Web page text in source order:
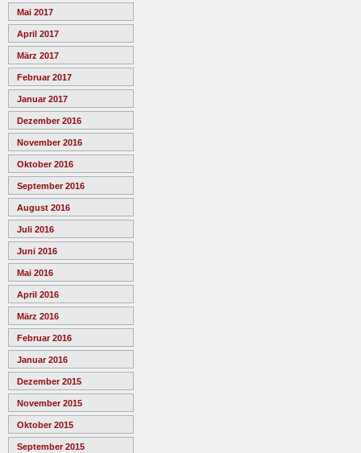
Mai 2017
April 2017
März 2017
Februar 2017
Januar 2017
Dezember 2016
November 2016
Oktober 2016
September 2016
August 2016
Juli 2016
Juni 2016
Mai 2016
April 2016
März 2016
Februar 2016
Januar 2016
Dezember 2015
November 2015
Oktober 2015
September 2015